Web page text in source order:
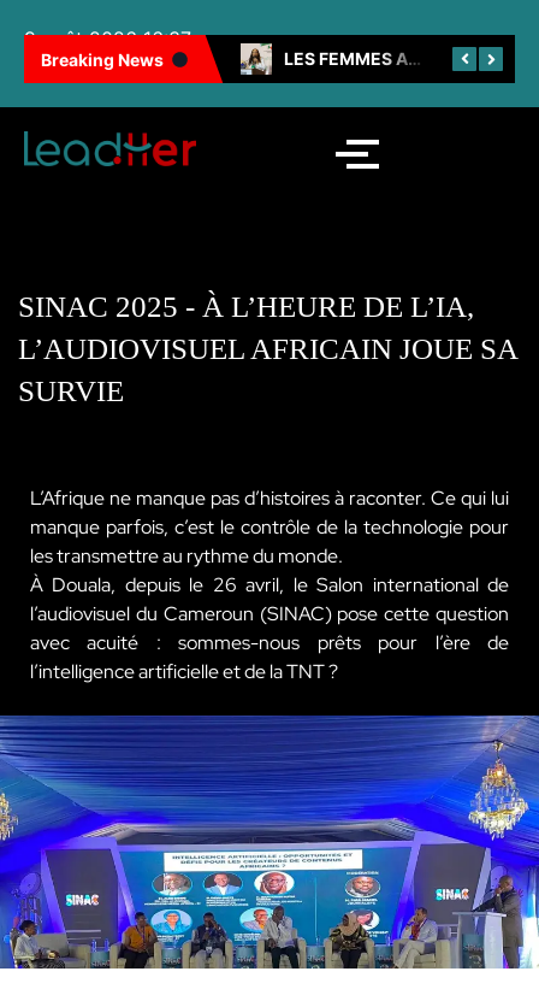
9 août 2026 16:37
Breaking News 100 FEMMES NOIRES INSPIRANTES : LES CAMEROUNAISES BRILLENT ENCORE LES FEMMES AU CŒUR DE LA SNH
SINAC 2025 - À L’HEURE DE L’IA,
L’AUDIOVISUEL AFRICAIN JOUE SA
SURVIE
L’Afrique ne manque pas d’histoires à raconter. Ce qui lui
manque parfois, c’est le contrôle de la technologie pour
les transmettre au rythme du monde.
À Douala, depuis le 26 avril, le Salon international de
l’audiovisuel du Cameroun (SINAC) pose cette question
avec acuité : sommes-nous prêts pour l’ère de
l’intelligence artificielle et de la TNT ?